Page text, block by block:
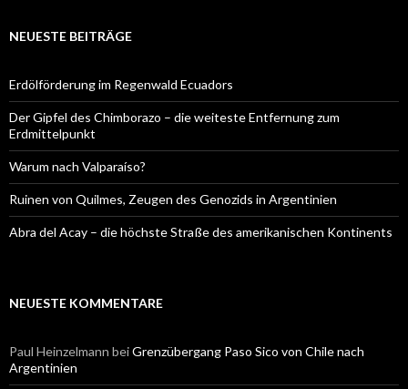
NEUESTE BEITRÄGE
Erdölförderung im Regenwald Ecuadors
Der Gipfel des Chimborazo – die weiteste Entfernung zum
Erdmittelpunkt
Warum nach Valparaíso?
Ruinen von Quilmes, Zeugen des Genozids in Argentinien
Abra del Acay – die höchste Straße des amerikanischen Kontinents
NEUESTE KOMMENTARE
Paul Heinzelmann beiGrenzübergang Paso Sico von Chile nach
Argentinien